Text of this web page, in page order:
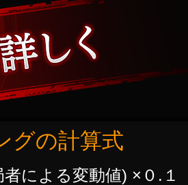
グの計算式
による変動値) ×０.１